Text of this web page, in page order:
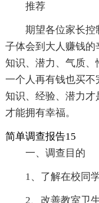
推荐
期望各位家长控
子体会到大人赚钱
知识、潜力、气质、
一个人再有钱也买不
知识、经验、潜力
才能拥有幸福。
简单调查报告15
一、调查目的
1、了解在校同
2、改善教室卫